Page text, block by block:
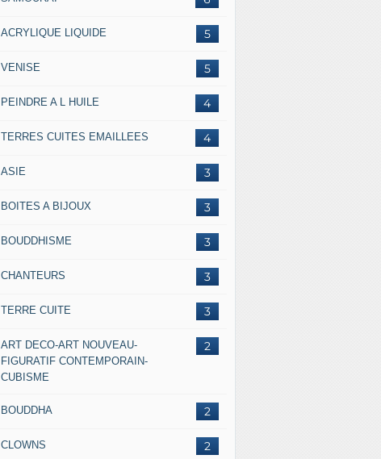
5
ACRYLIQUE LIQUIDE
5
VENISE
4
PEINDRE A L HUILE
4
TERRES CUITES EMAILLEES
3
ASIE
3
BOITES A BIJOUX
3
BOUDDHISME
3
CHANTEURS
3
TERRE CUITE
2
ART DECO-ART NOUVEAU-
FIGURATIF CONTEMPORAIN-
CUBISME
2
BOUDDHA
2
CLOWNS